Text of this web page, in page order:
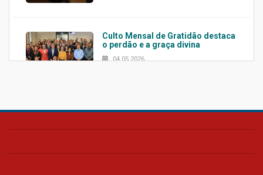
Culto Mensal de Gratidão destaca
o perdão e a graça divina
04.05.2026
Confira como foi o culto mensal